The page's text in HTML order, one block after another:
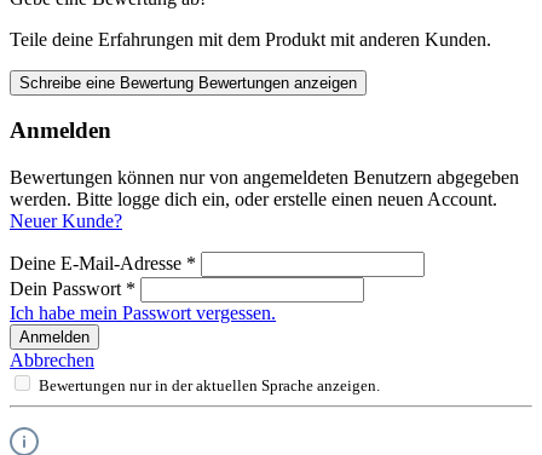
Teile deine Erfahrungen mit dem Produkt mit anderen Kunden.
Schreibe eine Bewertung Bewertungen anzeigen
Anmelden
Bewertungen können nur von angemeldeten Benutzern abgegeben
werden. Bitte logge dich ein, oder erstelle einen neuen Account.
Neuer Kunde?
Deine E-Mail-Adresse *
Dein Passwort *
Ich habe mein Passwort vergessen.
Anmelden
Abbrechen
Bewertungen nur in der aktuellen Sprache anzeigen.